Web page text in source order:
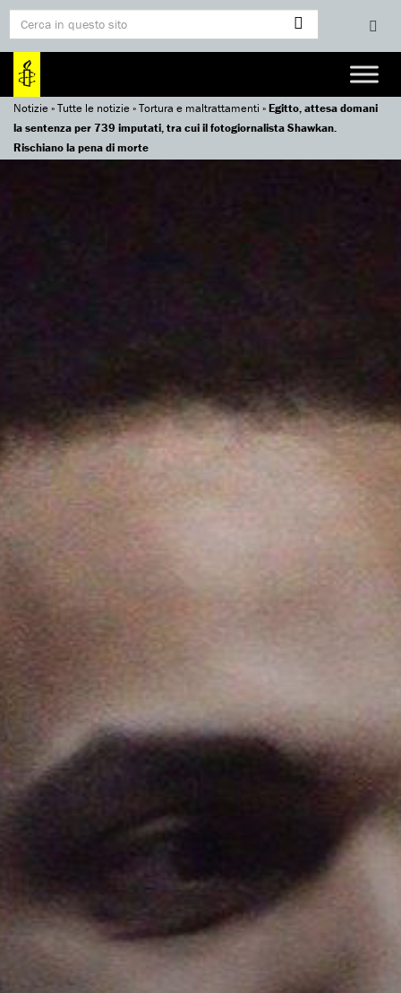
Notizie»Tutte le notizie»Tortura e maltrattamenti »Egitto, attesa domani
la sentenza per 739 imputati, tra cui il fotogiornalista Shawkan.
Rischiano la pena di morte